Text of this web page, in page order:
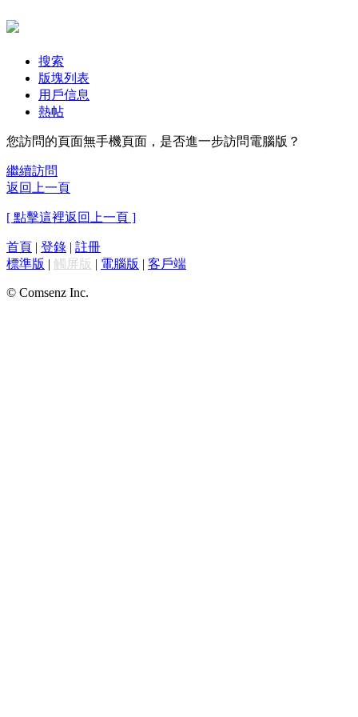
搜索
版塊列表
用戶信息
熱帖
您訪問的頁面無手機頁面，是否進一步訪問電腦版？
繼續訪問
返回上一頁
[ 點擊這裡返回上一頁 ]
首頁 | 登錄 | 註冊
標準版 | 觸屏版 | 電腦版 | 客戶端
© Comsenz Inc.